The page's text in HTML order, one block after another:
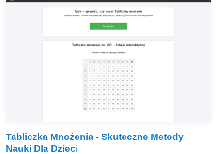
Tabliczka Mnożenia - Skuteczne Metody
Nauki Dla Dzieci